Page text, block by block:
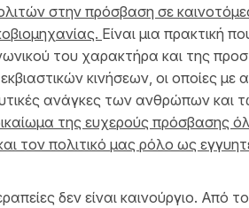
στην πρόσβαση σε
Είναι μια πρακτική
του χαρακτήρα και της
κινήσεων, οι οποίες με
ανάγκες των ανθρώπων και
της ευχερούς πρόσβασης
τον πολιτικό μας ρόλο ως
δεν είναι καινούργιο. Από